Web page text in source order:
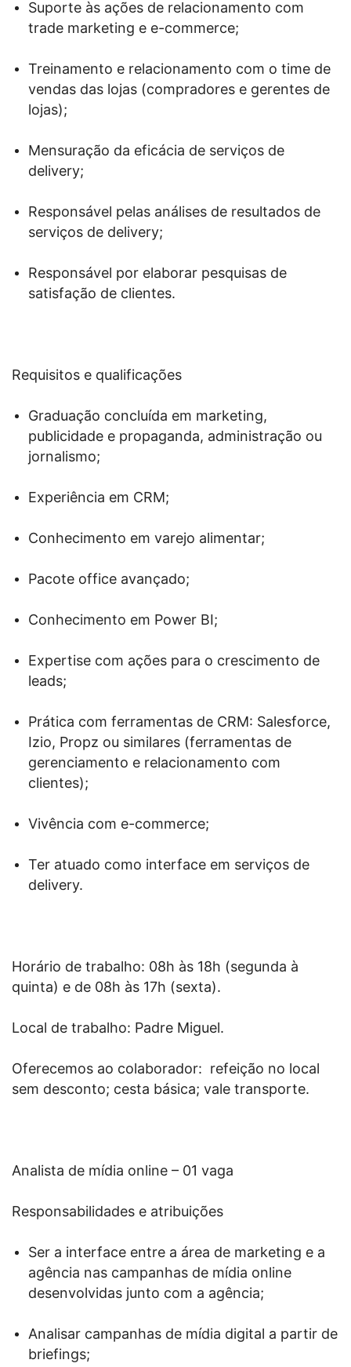
Suporte às ações de relacionamento com
trade marketing e e-commerce;
Treinamento e relacionamento com o time de
vendas das lojas (compradores e gerentes de
lojas);
Mensuração da eficácia de serviços de
delivery;
Responsável pelas análises de resultados de
serviços de delivery;
Responsável por elaborar pesquisas de
satisfação de clientes.
Requisitos e qualificações
Graduação concluída em marketing,
publicidade e propaganda, administração ou
jornalismo;
Experiência em CRM;
Conhecimento em varejo alimentar;
Pacote office avançado;
Conhecimento em Power BI;
Expertise com ações para o crescimento de
leads;
Prática com ferramentas de CRM: Salesforce,
Izio, Propz ou similares (ferramentas de
gerenciamento e relacionamento com
clientes);
Vivência com e-commerce;
Ter atuado como interface em serviços de
delivery.
Horário de trabalho: 08h às 18h (segunda à
quinta) e de 08h às 17h (sexta).
Local de trabalho: Padre Miguel.
Oferecemos ao colaborador: refeição no local
sem desconto; cesta básica; vale transporte.
Analista de mídia online – 01 vaga
Responsabilidades e atribuições
Ser a interface entre a área de marketing e a
agência nas campanhas de mídia online
desenvolvidas junto com a agência;
Analisar campanhas de mídia digital a partir de
briefings;